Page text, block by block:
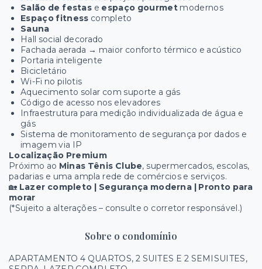
Salão de festas e espaço gourmetmodernos
Espaço fitness completo
Sauna
Hall social decorado
Fachada aerada → maior conforto térmico e acústico
Portaria inteligente
Bicicletário
Wi-Fi no pilotis
Aquecimento solar com suporte a gás
Código de acesso nos elevadores
Infraestrutura para medição individualizada de água e
gás
Sistema de monitoramento de segurança por dados e
imagem via IP
Localização Premium
Próximo ao Minas Tênis Clube, supermercados, escolas,
padarias e uma ampla rede de comércios e serviços.
🏡 Lazer completo | Segurança moderna | Pronto para
morar
(*Sujeito a alterações – consulte o corretor responsável.)
Sobre o condomínio
APARTAMENTO 4 QUARTOS, 2 SUITES E 2 SEMISUITES,